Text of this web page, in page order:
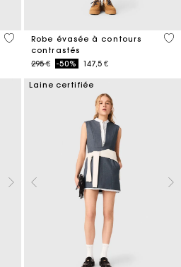
5 out of 5 Customer Rating
Robe évasée à contours
contrastés
Price reduced from
295 €to-50% 147,5 €
4
Laine certifiée